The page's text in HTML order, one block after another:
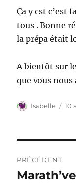
Ça y est c’est
tous . Bonne
la prépa était
A bientôt sur
que vous
Auteur
Isabelle 10
de
PRÉCÉDENT
Publication